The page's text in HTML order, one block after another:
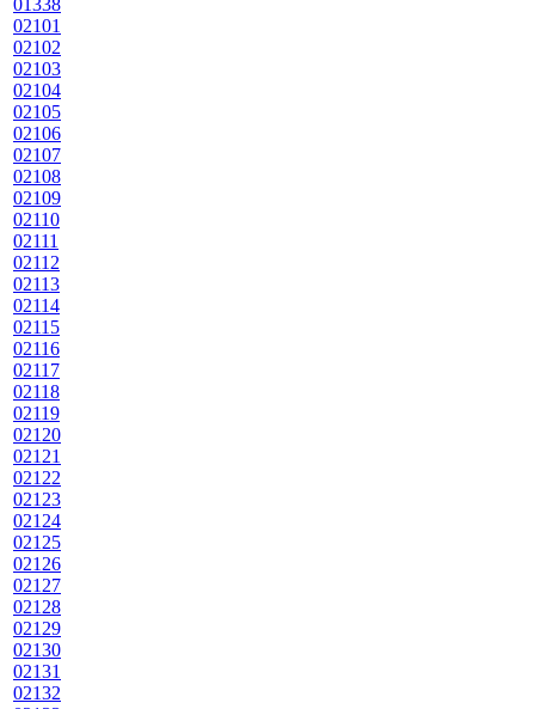
01338
02101
02102
02103
02104
02105
02106
02107
02108
02109
02110
02111
02112
02113
02114
02115
02116
02117
02118
02119
02120
02121
02122
02123
02124
02125
02126
02127
02128
02129
02130
02131
02132